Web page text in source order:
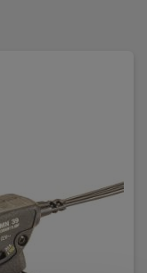
61010-2-032